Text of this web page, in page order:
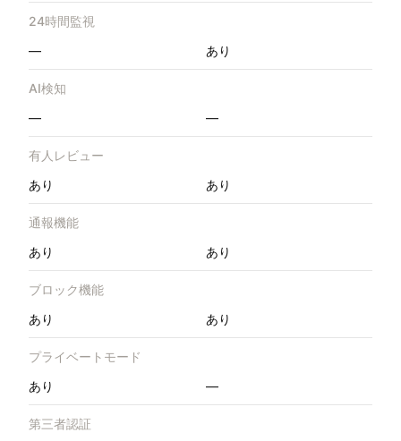
24時間監視
—
あり
AI検知
—
—
有人レビュー
あり
あり
通報機能
あり
あり
ブロック機能
あり
あり
プライベートモード
あり
—
第三者認証